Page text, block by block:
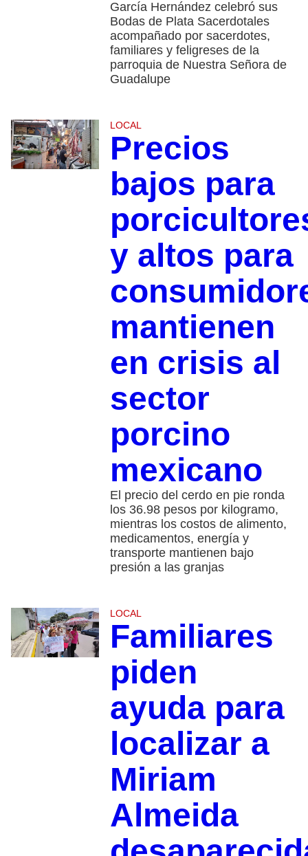
García Hernández celebró sus
Bodas de Plata Sacerdotales
acompañado por sacerdotes,
familiares y feligreses de la
parroquia de Nuestra Señora de
Guadalupe
LOCAL
Precios
bajos para
y altos para
mantienen
en crisis al
sector
porcino
mexicano
El precio del cerdo en pie ronda
los 36.98 pesos por kilogramo,
mientras los costos de alimento,
medicamentos, energía y
transporte mantienen bajo
presión a las granjas
LOCAL
Familiares
piden
ayuda para
localizar a
Miriam
Almeida